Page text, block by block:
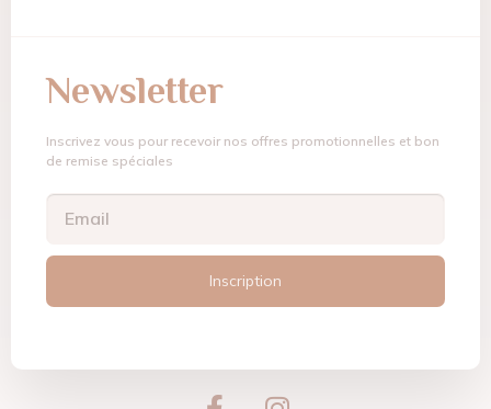
Newsletter
Inscrivez vous pour recevoir nos offres promotionnelles et bon
de remise spéciales
Inscription